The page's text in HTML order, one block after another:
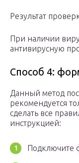
Результат
При наличии
антивирусную
Способ 4:
Данный метод
рекомендуется
сделать все
инструкцией:
Подключите